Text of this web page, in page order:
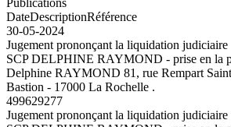
DateDescriptionRéférence
30-05-2024
Jugement prononçant la liquidation
SCP DELPHINE RAYMOND - prise en la
Delphine RAYMOND 81, rue Rempart
Bastion - 17000 La Rochelle .
499629277
Jugement prononçant la liquidation